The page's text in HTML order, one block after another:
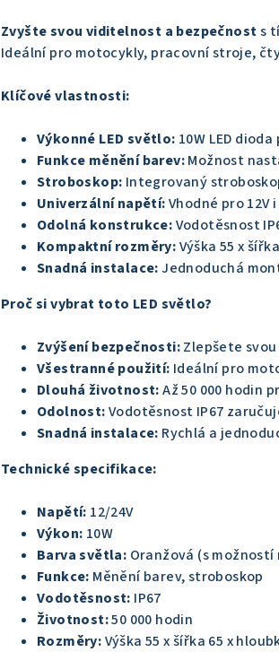
Zvyšte svou viditelnost a bezpečnosts
Ideální pro motocykly, pracovní stroje,
Klíčové vlastnosti:
Výkonné LED světlo: 10W LED
Funkce měnění barev:Možnost
Stroboskop: Integrovaný
Univerzální napětí:Vhodné pro 12V
Odolná konstrukce:Vodotěsnost
Kompaktní rozměry:Výška 55 x
Snadná instalace:Jednoduchá
Proč si vybrat toto LED světlo?
Zvýšení bezpečnosti:Zlepšete
Všestranné použití: Ideální pro
Dlouhá životnost:Až 50 000 hodin
Odolnost:Vodotěsnost IP67
Snadná instalace: Rychlá a
Technické specifikace:
Napětí: 12/24V
Výkon: 10W
Barva světla: Oranžová (s
Funkce: Měnění barev, stroboskop
Vodotěsnost: IP67
Životnost:50 000 hodin
Rozměry:Výška 55 x šířka 65 x